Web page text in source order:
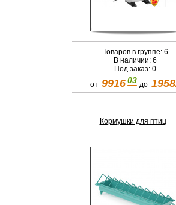
Товаров в группе: 6
В наличии: 6
Под заказ: 0
от 9916 03до
Кормушки для птиц